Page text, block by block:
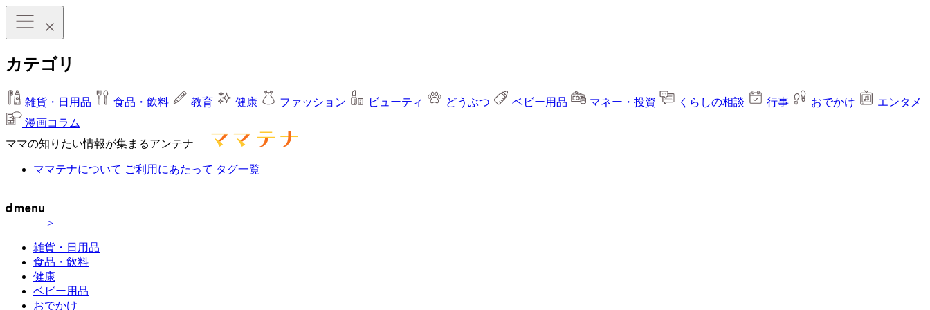
カテゴリ
雑貨・日用品 食品・飲料 教育 健康 ファッション ビューティ どうぶつ ベビー用品 マネー・投資 くらしの相談 行事 おでかけ
エンタメ
漫画コラム
ママの知りたい情報が集まるアンテナ
ママテナについて ご利用にあたって タグ一覧
>
雑貨・日用品
食品・飲料
健康
ベビー用品
おでかけ